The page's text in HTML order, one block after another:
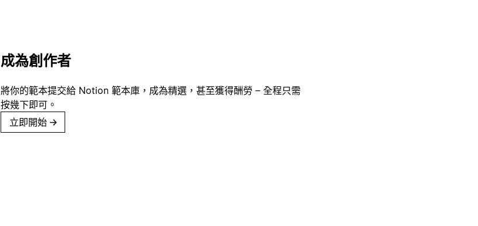
成為創作者
將你的範本提交給 Notion 範本庫，成為精選，甚至獲得酬勞 – 全程只需
按幾下即可。
立即開始 →